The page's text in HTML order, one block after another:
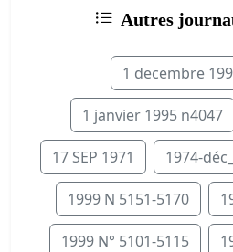
Autres
1 decembre
1 janvier 1995 n4047
17 SEP 1971 1974-
1999 N 5151-5170
1999 N° 5101-5115